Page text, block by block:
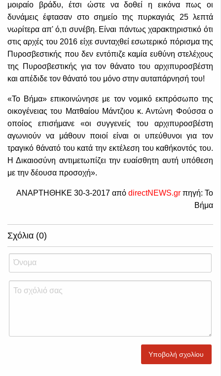
μοιραίο βράδυ, έτσι ώστε να δοθεί η εικόνα πως οι
δυνάμεις έφτασαν στο σημείο της πυρκαγιάς 25 λεπτά
νωρίτερα απ' ό,τι συνέβη. Είναι πάντως χαρακτηριστικό ότι
στις αρχές του 2016 είχε συνταχθεί εσωτερικό πόρισμα της
Πυροσβεστικής που δεν εντόπιζε καμία ευθύνη στελέχους
της Πυροσβεστικής για τον θάνατο του αρχιπυροσβέστη
και απέδιδε τον θάνατό του μόνο στην αυταπάρνησή του!
«Το Βήμα» επικοινώνησε με τον νομικό εκπρόσωπο της
οικογένειας του Ματθαίου Μάντζιου κ. Αντώνη Φούσσα ο
οποίος επισήμανε «οι συγγενείς του αρχιπυροσβέστη
αγωνιούν να μάθουν ποιοί είναι οι υπεύθυνοι για τον
τραγικό θάνατό του κατά την εκτέλεση του καθήκοντός του.
Η Δικαιοσύνη αντιμετωπίζει την ευαίσθητη αυτή υπόθεση
με την δέουσα προσοχή».
ΑΝΑΡΤΗΘΗΚΕ 30-3-2017 από directNEWS.gr πηγή: Το
Βήμα
Σχόλια (0)
Υποβολή σχολίου